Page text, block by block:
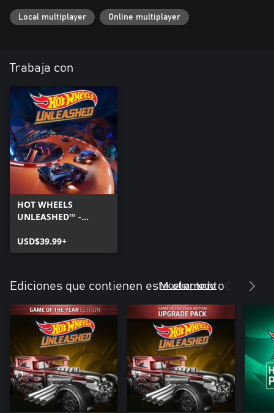
Local multiplayer Online multiplayer
Trabaja con
HOT WHEELS
UNLEASHED™ -
USD$39.99+
Ediciones que contienen este elemento
Mostrar todo